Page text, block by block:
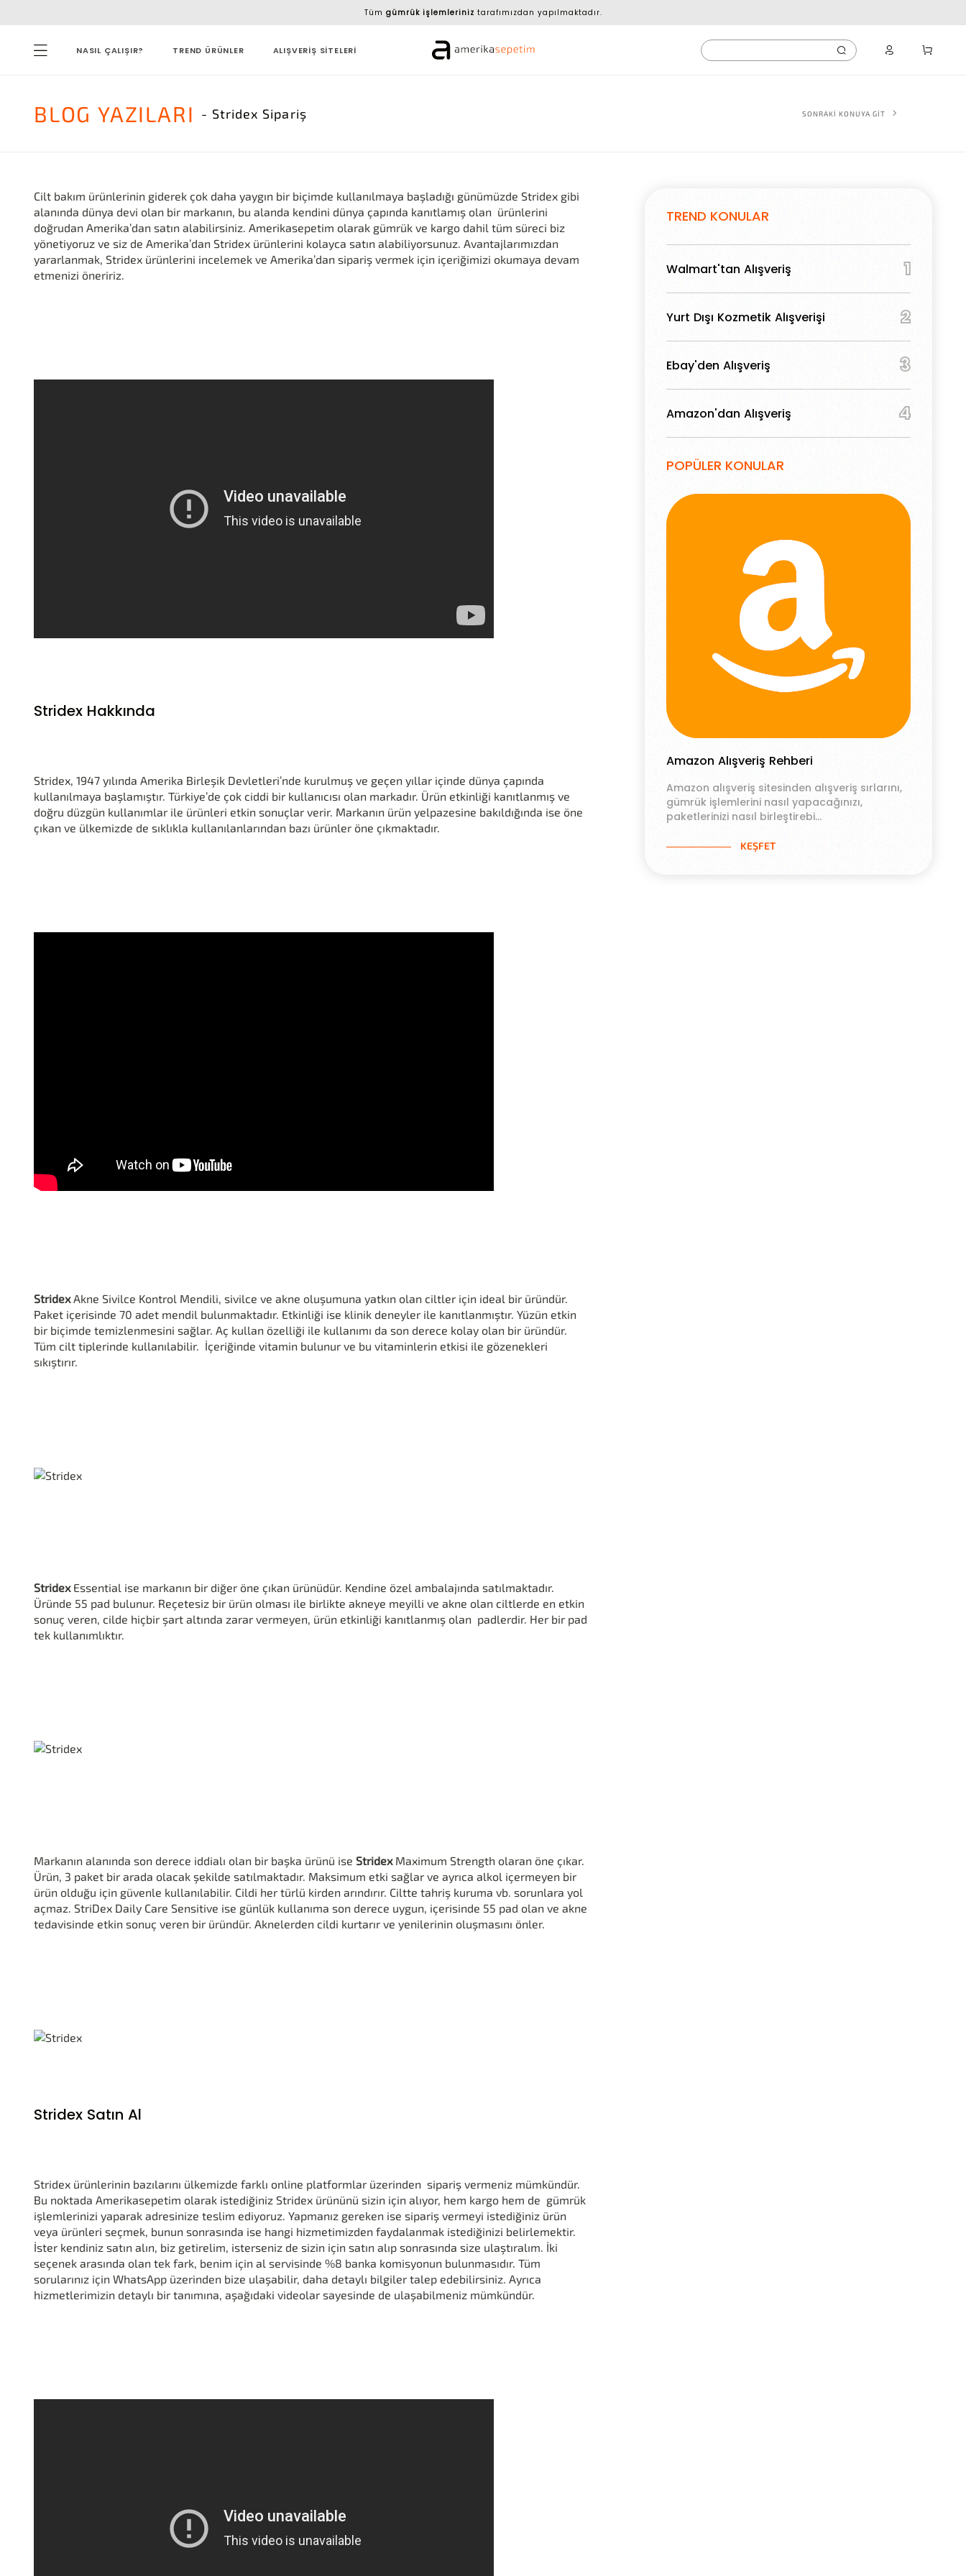
Tüm gümrük işlemleriniz tarafımızdan yapılmaktadır.
NASIL ÇALIŞIR? TREND ÜRÜNLER ALIŞVERİŞ SİTELERİ
BLOG YAZILARI - Stridex Sipariş SONRAKİ KONUYA GİT
Cilt bakım ürünlerinin giderek çok daha yaygın bir biçimde kullanılmaya başladığı günümüzde Stridex gibi
alanında dünya devi olan bir markanın, bu alanda kendini dünya çapında kanıtlamış olan ürünlerini
doğrudan Amerika’dan satın alabilirsiniz. Amerikasepetim olarak gümrük ve kargo dahil tüm süreci biz
yönetiyoruz ve siz de Amerika’dan Stridex ürünlerini kolayca satın alabiliyorsunuz. Avantajlarımızdan
yararlanmak, Stridex ürünlerini incelemek ve Amerika’dan sipariş vermek için içeriğimizi okumaya devam
etmenizi öneririz.
Stridex Hakkında
Stridex, 1947 yılında Amerika Birleşik Devletleri’nde kurulmuş ve geçen yıllar içinde dünya çapında
kullanılmaya başlamıştır. Türkiye’de çok ciddi bir kullanıcısı olan markadır. Ürün etkinliği kanıtlanmış ve
doğru düzgün kullanımlar ile ürünleri etkin sonuçlar verir. Markanın ürün yelpazesine bakıldığında ise öne
çıkan ve ülkemizde de sıklıkla kullanılanlarından bazı ürünler öne çıkmaktadır.
StridexAkne Sivilce Kontrol Mendili, sivilce ve akne oluşumuna yatkın olan ciltler için ideal bir üründür.
Paket içerisinde 70 adet mendil bulunmaktadır. Etkinliği ise klinik deneyler ile kanıtlanmıştır. Yüzün etkin
bir biçimde temizlenmesini sağlar. Aç kullan özelliği ile kullanımı da son derece kolay olan bir üründür.
Tüm cilt tiplerinde kullanılabilir. İçeriğinde vitamin bulunur ve bu vitaminlerin etkisi ile gözenekleri
sıkıştırır.
StridexEssential ise markanın bir diğer öne çıkan ürünüdür. Kendine özel ambalajında satılmaktadır.
Üründe 55 pad bulunur. Reçetesiz bir ürün olması ile birlikte akneye meyilli ve akne olan ciltlerde en etkin
sonuç veren, cilde hiçbir şart altında zarar vermeyen, ürün etkinliği kanıtlanmış olan padlerdir. Her bir pad
tek kullanımlıktır.
Markanın alanında son derece iddialı olan bir başka ürünü ise Stridex Maximum Strength olaran öne çıkar.
Ürün, 3 paket bir arada olacak şekilde satılmaktadır. Maksimum etki sağlar ve ayrıca alkol içermeyen bir
ürün olduğu için güvenle kullanılabilir. Cildi her türlü kirden arındırır. Ciltte tahriş kuruma vb. sorunlara yol
açmaz. StriDex Daily Care Sensitive ise günlük kullanıma son derece uygun, içerisinde 55 pad olan ve akne
tedavisinde etkin sonuç veren bir üründür. Aknelerden cildi kurtarır ve yenilerinin oluşmasını önler.
Stridex Satın Al
Stridex ürünlerinin bazılarını ülkemizde farklı online platformlar üzerinden sipariş vermeniz mümkündür.
Bu noktada Amerikasepetim olarak istediğiniz Stridex ürününü sizin için alıyor, hem kargo hem de gümrük
işlemlerinizi yaparak adresinize teslim ediyoruz. Yapmanız gereken ise sipariş vermeyi istediğiniz ürün
veya ürünleri seçmek, bunun sonrasında ise hangi hizmetimizden faydalanmak istediğinizi belirlemektir.
İster kendiniz satın alın, biz getirelim, isterseniz de sizin için satın alıp sonrasında size ulaştıralım. İki
seçenek arasında olan tek fark, benim için al servisinde %8 banka komisyonun bulunmasıdır. Tüm
sorularınız için WhatsApp üzerinden bize ulaşabilir, daha detaylı bilgiler talep edebilirsiniz. Ayrıca
hizmetlerimizin detaylı bir tanımına, aşağıdaki videolar sayesinde de ulaşabilmeniz mümkündür.
TREND KONULAR
Walmart'tan Alışveriş 1
Yurt Dışı Kozmetik Alışverişi 2
Ebay'den Alışveriş 3
Amazon'dan Alışveriş 4
POPÜLER KONULAR
Amazon Alışveriş Rehberi
Amazon alışveriş sitesinden alışveriş sırlarını,
gümrük işlemlerini nasıl yapacağınızı,
paketlerinizi nasıl birleştirebi...
KEŞFET